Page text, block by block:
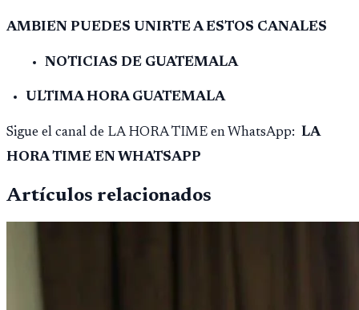
AMBIEN PUEDES UNIRTE A ESTOS CANALES
NOTICIAS DE GUATEMALA
ULTIMA HORA GUATEMALA
Sigue el canal de LA HORA TIME en WhatsApp: LA
HORA TIME EN WHATSAPP
Artículos relacionados